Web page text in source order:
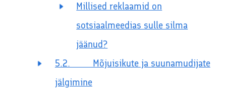
Millised reklaamid on
sotsiaalmeedias sulle silma
jäänud?
5.2. Mõjuisikute ja suunamudijate
jälgimine